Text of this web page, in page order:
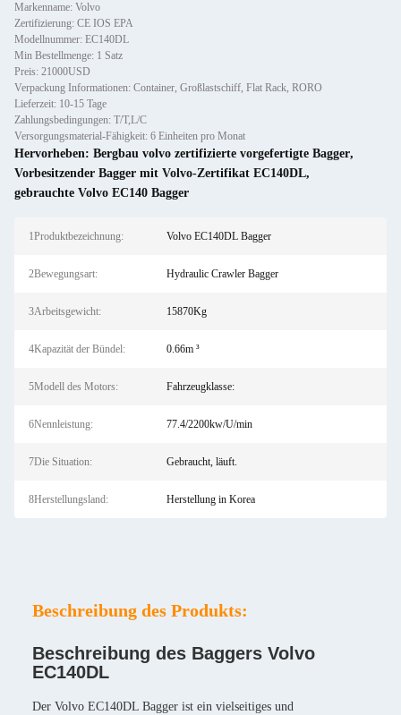
Markenname: Volvo
Zertifizierung: CE IOS EPA
Modellnummer: EC140DL
Min Bestellmenge: 1 Satz
Preis: 21000USD
Verpackung Informationen: Container, Großlastschiff, Flat Rack, RORO
Lieferzeit: 10-15 Tage
Zahlungsbedingungen: T/T,L/C
Versorgungsmaterial-Fähigkeit: 6 Einheiten pro Monat
Hervorheben: Bergbau volvo zertifizierte vorgefertigte Bagger,
Vorbesitzender Bagger mit Volvo-Zertifikat EC140DL,
gebrauchte Volvo EC140 Bagger
1Produktbezeichnung: Volvo EC140DL Bagger
2Bewegungsart: Hydraulic Crawler Bagger
3Arbeitsgewicht: 15870Kg
4Kapazität der Bündel: 0.66m ³
5Modell des Motors: Fahrzeugklasse:
6Nennleistung: 77.4/2200kw/U/min
7Die Situation: Gebraucht, läuft.
8Herstellungsland: Herstellung in Korea
Beschreibung des Produkts:
Beschreibung des Baggers Volvo
EC140DL
Der Volvo EC140DL Bagger ist ein vielseitiges und